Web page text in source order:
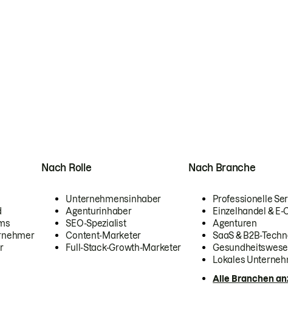
Nach Rolle
Unternehmensinhaber
Agenturinhaber
SEO-Spezialist
Content-Marketer
Full-Stack-Growth-Marketer
Nach Branche
Professionelle
Einzelhandel &
Agenturen
SaaS & B2B-
Lokales
Alle Branchen